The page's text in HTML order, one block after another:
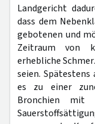
Landgericht
dass dem
gebotenen und
Zeitraum von
erhebliche
seien. Spätestens
es zu einer
Bronchien mit